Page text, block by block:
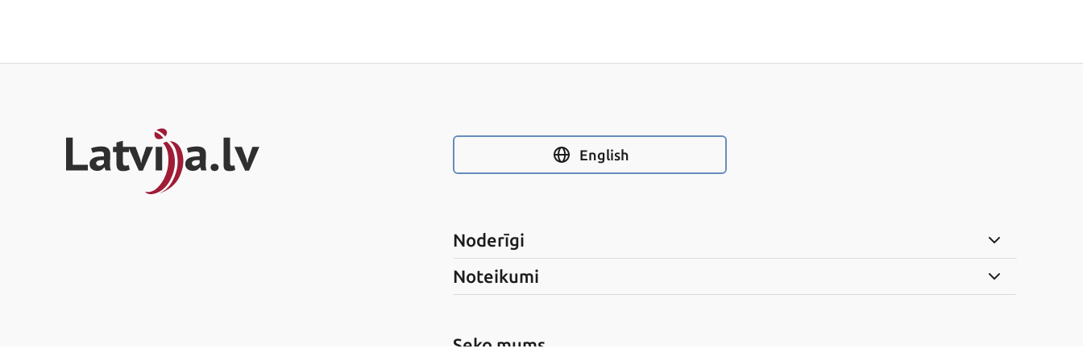
English
Noderīgi
Noteikumi
Seko mums